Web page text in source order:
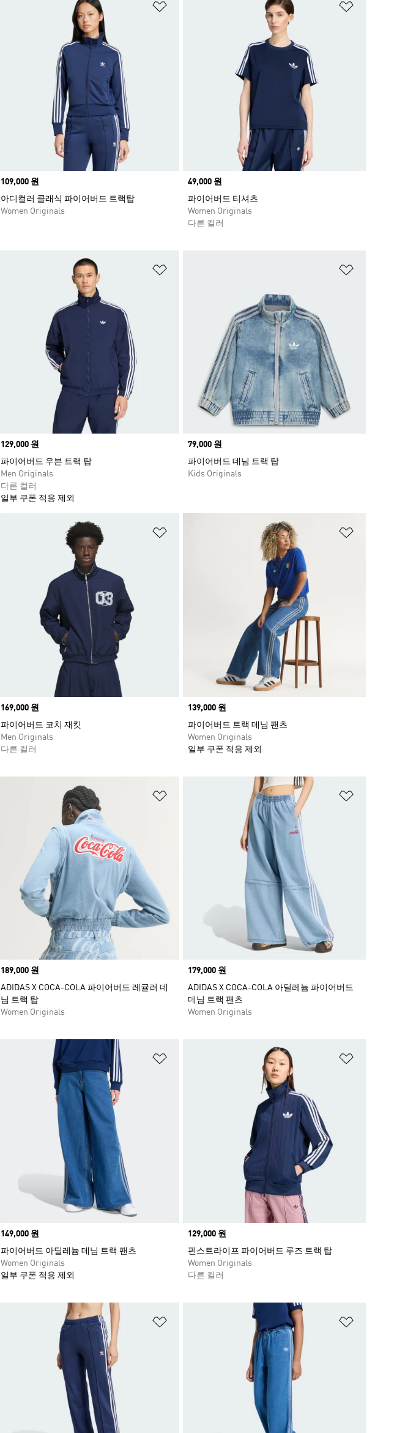
Price
109,000 원
아디컬러 클래식 파이어버드 트랙탑
Women Originals
Price
49,000 원
파이어버드 티셔츠
Women Originals
다른 컬러
Price
129,000 원
파이어버드 우븐 트랙 탑
Men Originals
다른 컬러
일부 쿠폰 적용 제외
Price
79,000 원
파이어버드 데님 트랙 탑
Kids Originals
Price
169,000 원
파이어버드 코치 재킷
Men Originals
다른 컬러
Price
139,000 원
파이어버드 트랙 데님 팬츠
Women Originals
일부 쿠폰 적용 제외
Price
189,000 원
ADIDAS X COCA-COLA 파이어버드 레귤러 데
님 트랙 탑
Women Originals
Price
179,000 원
ADIDAS X COCA-COLA 아딜레늄 파이어버드
데님 트랙 팬츠
Women Originals
Price
149,000 원
파이어버드 아딜레늄 데님 트랙 팬츠
Women Originals
일부 쿠폰 적용 제외
Price
129,000 원
핀스트라이프 파이어버드 루즈 트랙 탑
Women Originals
다른 컬러